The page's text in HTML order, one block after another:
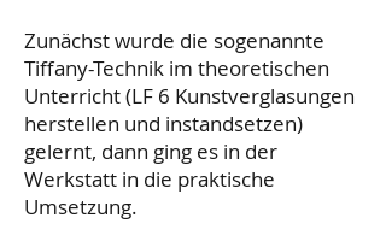
Zunächst wurde die sogenannte
Tiffany-Technik im theoretischen
Unterricht (LF 6 Kunstverglasungen
herstellen und instandsetzen)
gelernt, dann ging es in der
Werkstatt in die praktische
Umsetzung.